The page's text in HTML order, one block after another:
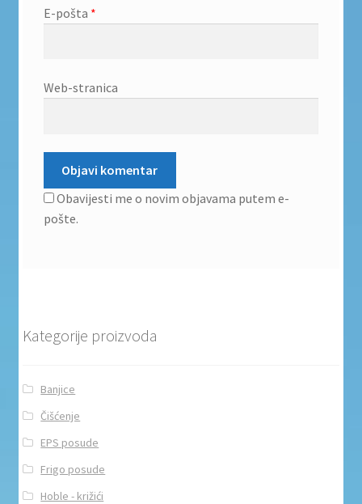
E-pošta *
Web-stranica
Obavijesti me o novim objavama putem e-
pošte.
Kategorije proizvoda
Banjice
Čišćenje
EPS posude
Frigo posude
Hoble - križići